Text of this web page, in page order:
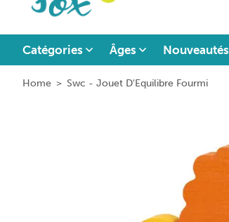
Catégories Âges Nouveautés
Home > Swc - Jouet D'Equilibre Fourmi